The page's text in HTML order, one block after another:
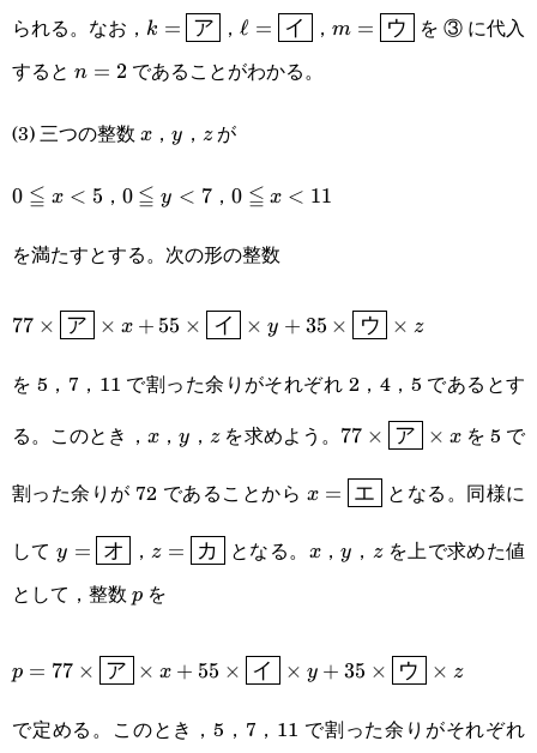
られる。なお， k=\boxed{\text{ア}}
k = ア ， \ell=\boxed{\text{イ}}
ℓ = イ ， m=\boxed{\text{ウ
m = ウ
を ③ に代入
すると n=2
n = 2 であることがわかる。
(3) 三つの整数 x
x ， y
y ， z
zが
0\leqq
0 ≦ x < 5 ， 0\leqq
0 ≦ y < 7， 0\leqq
0 ≦ x < 11
を満たすとする。次の形の整数
77\times\boxed{\text{ア}}\times
y+35\times\boxed{\text{ウ}}\times
z
77 × ア × x + 55 × イ × y + 35 × ウ × z
を 5，7，11 で割った余りがそれぞれ 2，4，5 であるとす
る。このとき， x， y ， zを求めよう。 77 × ア × xを 5 で
割った余りが 72 であることから x=\boxed{\textsf{エ}}
x = エ となる。同様に
して y=\boxed{\textsf{オ}}
y = オ ， z=\boxed{\textsf{カ}}
z = カ となる。 x，y ， zを上で求めた値
として，整数 p
p を
p=77\times\boxed{\text{ア}}\times
y+35\times\boxed{\text{ウ}}\times
p = 77 × ア × x + 55 × イ × y + 35 × ウ × z
で定める。このとき，5，7，11 で割った余りがそれぞれ